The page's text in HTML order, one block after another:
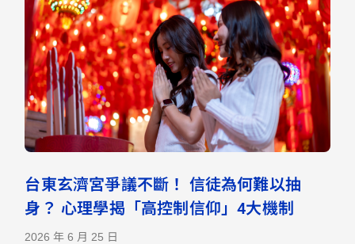
台東玄濟宮爭議不斷！ 信徒為何難以抽
身？ 心理學揭「高控制信仰」4大機制
2026 年 6 月 25 日